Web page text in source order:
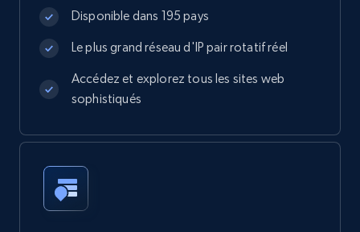
Disponible dans 195 pays
Le plus grand réseau d'IP pair rotatif réel
Accédez et explorez tous les sites web
sophistiqués